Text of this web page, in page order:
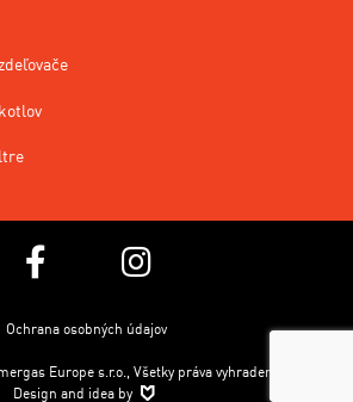
Ochrana osobných údajov
Europe s.r.o., Všetky práva vyhradené.
Design and idea by